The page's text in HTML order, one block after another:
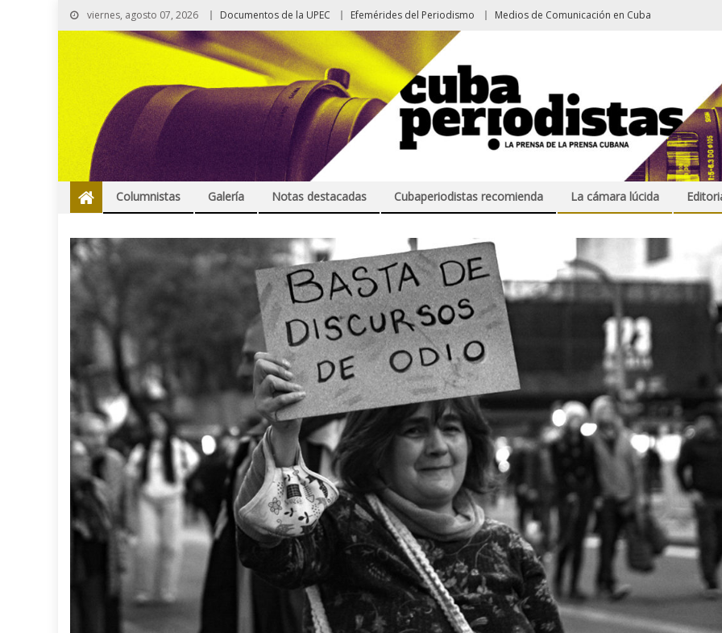
viernes, agosto 07, 2026 Documentos de la UPEC Efemérides del Periodismo Medios de Comunicación en Cuba
Columnistas Galería Notas destacadas Cubaperiodistas recomienda La cámara lúcida